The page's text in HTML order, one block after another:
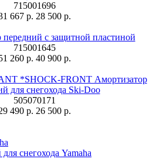
715001696
667 р. 28 500 р.
с защитной пластиной
715001645
260 р. 40 900 р.
*SHOCK-FRONT Амортизатор
для снегохода Ski-Doo
505070171
490 р. 26 500 р.
снегохода Yamaha